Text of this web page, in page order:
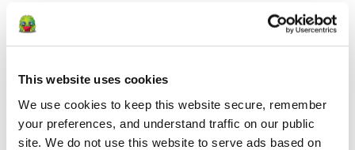
This website uses cookies
We use cookies to keep this website secure, remember
your preferences, and understand traffic on our public
site. We do not use this website to serve ads based on
解决方案
极行为。
致教育工作者了解教育工作者如何通过Junga提升
社会情感学习（SEL）。
给治疗师了解Junga如何帮助治疗
师营造积极的家庭环境。
为社交团体了解社会团体如何借
助Junga促进社区参与。